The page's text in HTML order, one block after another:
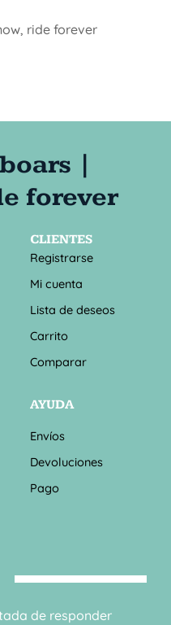
CLIENTES
Registrarse
Mi cuenta
Lista de deseos
Carrito
Comparar
AYUDA
Envíos
Devoluciones
Pago
de responder